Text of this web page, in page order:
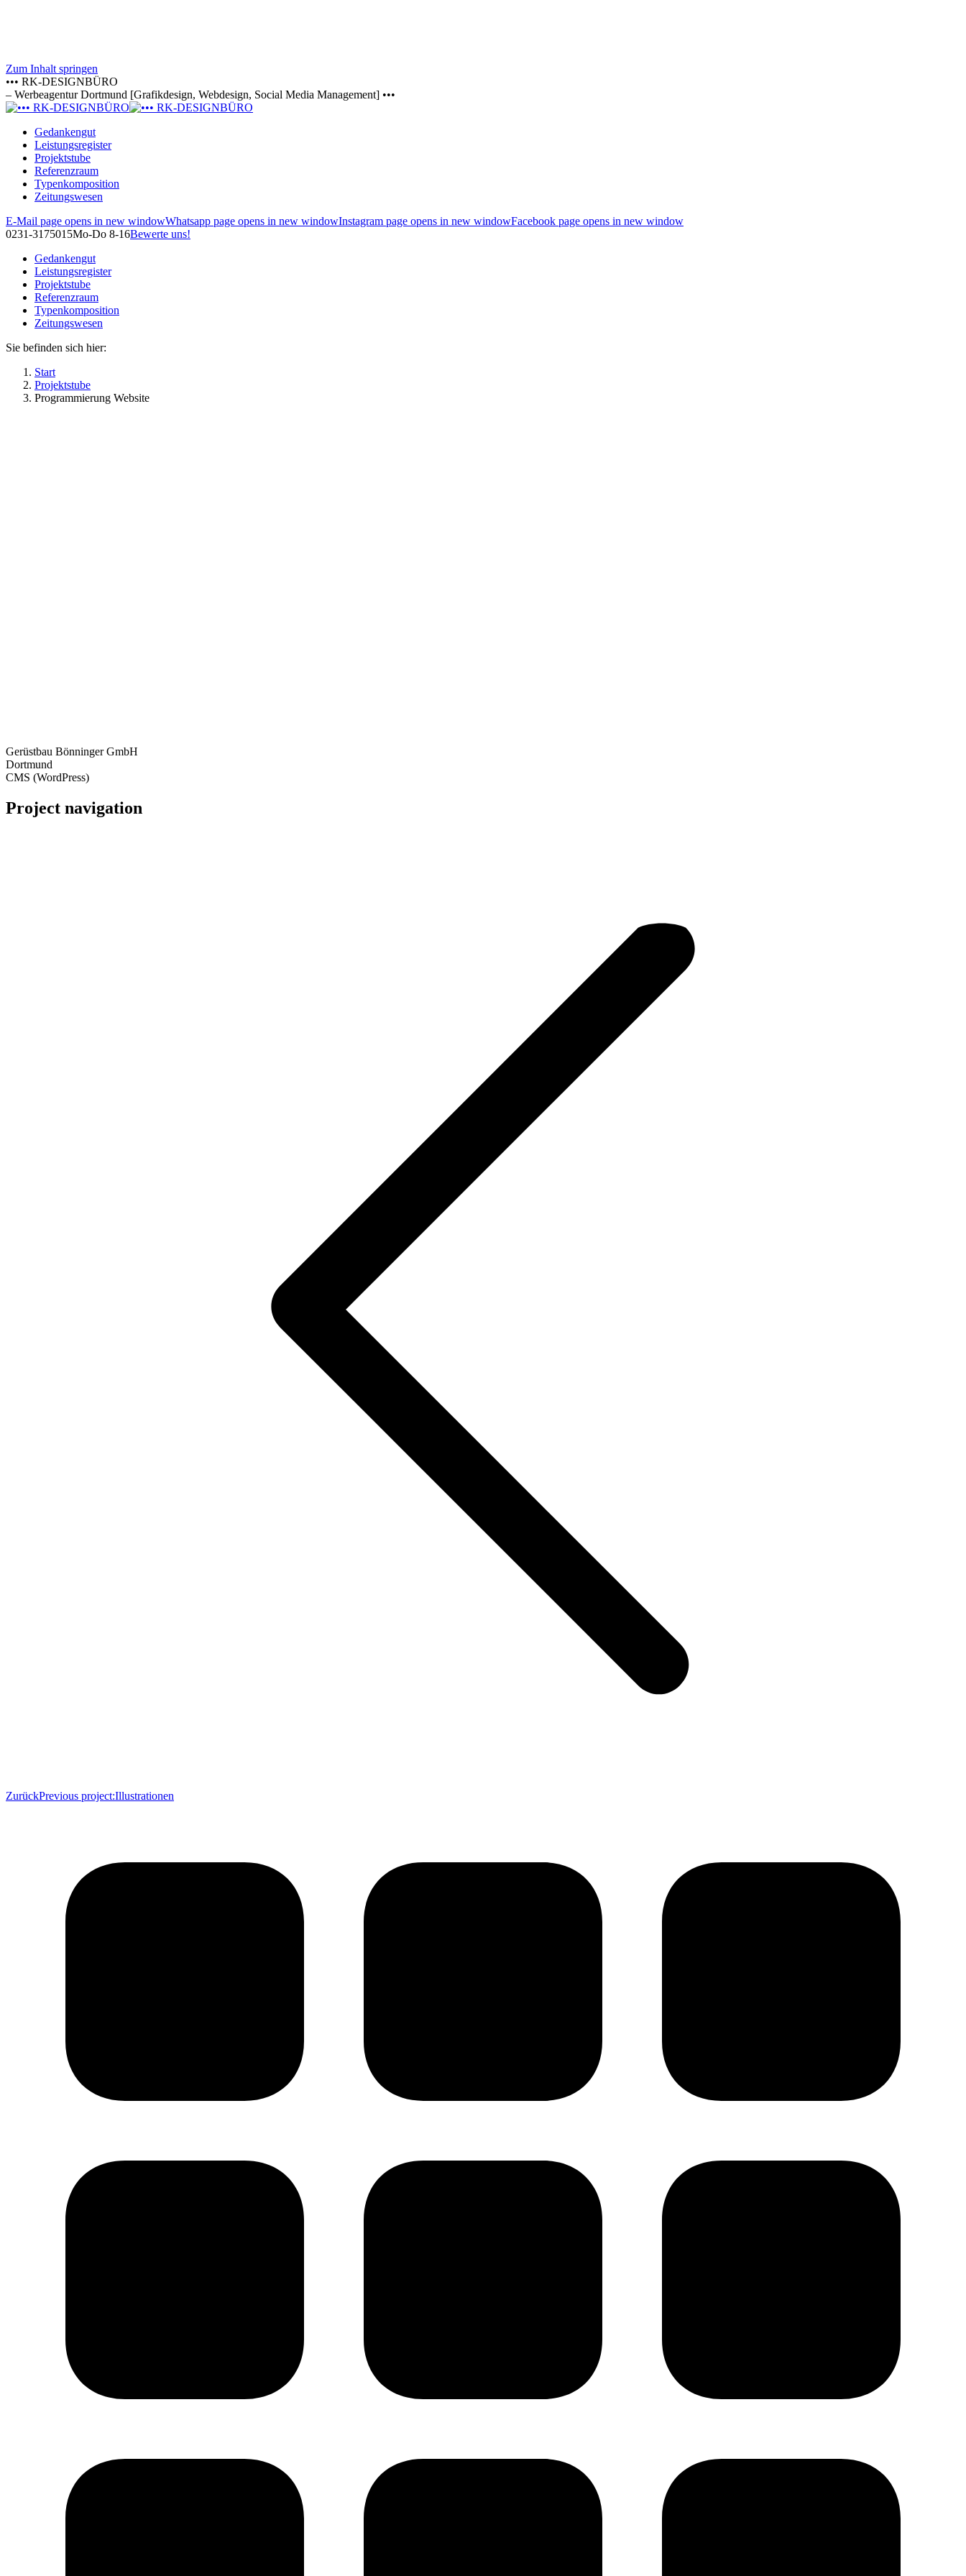
Zum Inhalt springen
••• RK-DESIGNBÜRO
– Werbeagentur Dortmund [Grafikdesign, Webdesign, Social Media Management] •••
Gedankengut
Leistungsregister
Projektstube
Referenzraum
Typenkomposition
Zeitungswesen
E-Mail page opens in new windowWhatsapp page opens in new windowInstagram page opens in new windowFacebook page opens in new window
0231-3175015Mo-Do 8-16Bewerte uns!
Gedankengut
Leistungsregister
Projektstube
Referenzraum
Typenkomposition
Zeitungswesen
Sie befinden sich hier:
Start
Projektstube
Programmierung Website
Gerüstbau Bönninger GmbH
Dortmund
CMS (WordPress)
Project navigation
ZurückPrevious project:Illustrationen